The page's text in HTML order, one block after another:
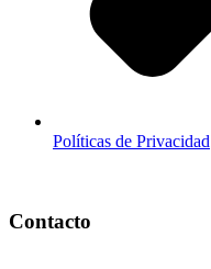
Políticas de Privacidad
Contacto